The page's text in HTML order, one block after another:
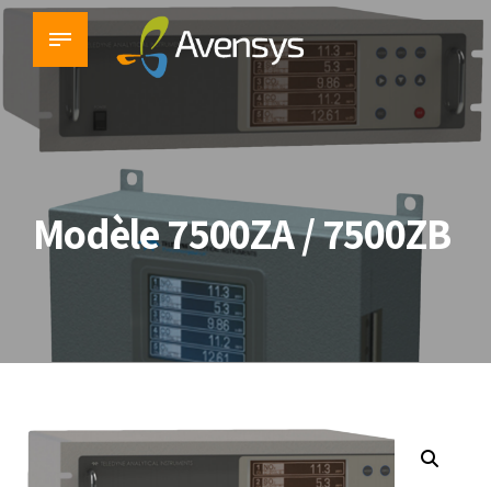
Modèle 7500ZA / 7500ZB